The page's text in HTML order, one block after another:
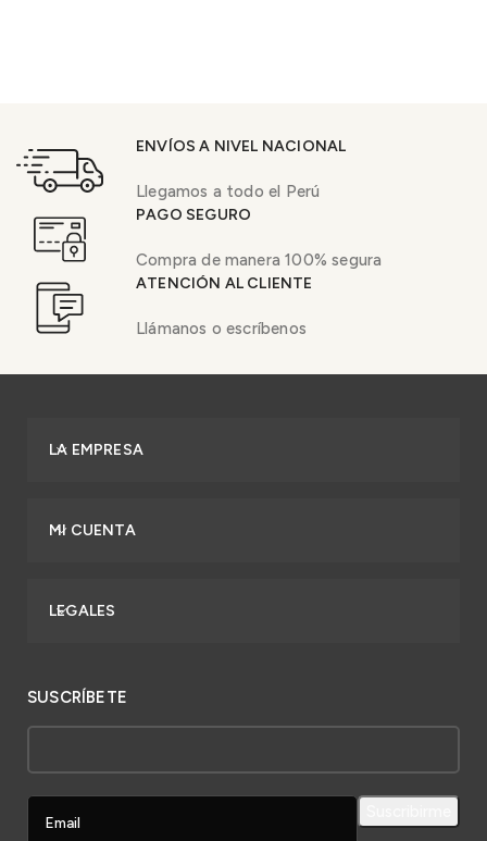
ENVÍOS A NIVEL NACIONAL
Llegamos a todo el Perú
PAGO SEGURO
Compra de manera 100% segura
ATENCIÓN AL CLIENTE
Llámanos o escríbenos
LA EMPRESA
MI CUENTA
LEGALES
SUSCRÍBETE